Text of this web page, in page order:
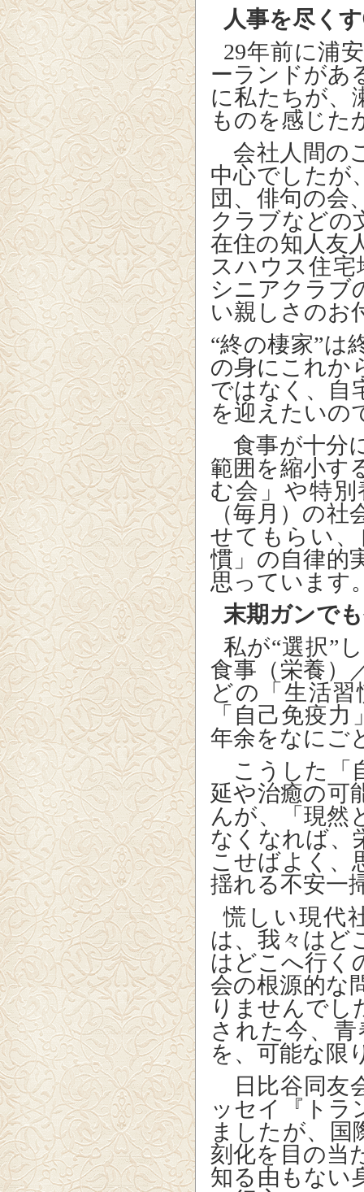
人事を尽く
29年前に浦
ーランドがあ
に私たちが、
ものを感じた
会社人間の
中心でしたが
団、俳句の会
クラブなどの
在住の知人友
スハウス住宅
シニアクラブ
い親しさのお
“終の棲家”は
の身にこれか
ではなく、自
を迎えたいの
食事が十分
範囲を縮小す
む会」や特
（毎月）の
せてもらい
慣」の自律的
思っています
末期ガンで
私が“選択”
食事（栄養）
どの「生活
「自己免疫
年余をなにご
こうした「
延や治癒の可
んが、「現然
なくなれば、
こせばよく、
揺れる不安一
慌しい現代
は、我々はど
はどこへ行く
会の根源的な
りませんでし
された今、
を、可能な限
日比谷同友
ッセイ『トラ
ましたが、国
刻化を目の当
知る由もない